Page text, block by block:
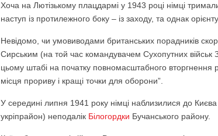
Хоча на Лютізькому плацдармі у 1943 році німці
наступ із протилежного боку – із заходу, та однак
Невідомо, чи умовиводами британських порадників
Сирським (на той час командувачем Сухопутних військ
цьому штабі на початку повномасштабного вторгнення
місця прориву і кращі точки для оборони”.
У середині липня 1941 року німці наблизилися до
укріпрайон) неподалік Білогордки Бучанського району.